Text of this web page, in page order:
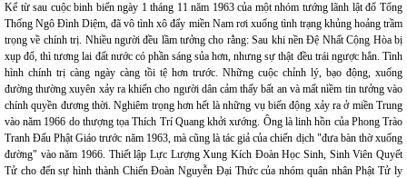
Kể từ sau cuộc binh biến ngày 1 tháng 11 năm 1963 của một nhóm tướng lãnh lật đổ Tổng
Thống Ngô Đình Diệm, đã vô tình xô đẩy miền Nam rơi xuống tình trạng khủng hoảng trầm
trọng về chính trị. Nhiều người đều lầm tưởng cho rằng: Sau khi nền Đệ Nhất Cộng Hòa bị
xụp đổ, thì tương lai đất nước có phần sáng sủa hơn, nhưng sự thật đều trái ngược hẳn. Tình
hình chính trị càng ngày càng tồi tệ hơn trước. Những cuộc chỉnh lý, bạo động, xuống
đường thường xuyên xảy ra khiến cho người dân cảm thấy bất an và mất nìềm tin tưởng vào
chính quyền đương thời. Nghiêm trọng hơn hết là những vụ biến động xảy ra ở miền Trung
vào năm 1966 do thượng tọa Thích Trí Quang khởi xướng. Ông là linh hồn của Phong Trào
Tranh Đấu Phật Giáo trước năm 1963, mà cũng là tác giả của chiến dịch "đưa bàn thờ xuống
đường" vào năm 1966. Thiết lập Lực Lượng Xung Kích Đoàn Học Sinh, Sinh Viên Quyết
Tử cho đến sự hình thành Chiến Đoàn Nguyễn Đại Thức của nhóm quân nhân Phật Tử ly